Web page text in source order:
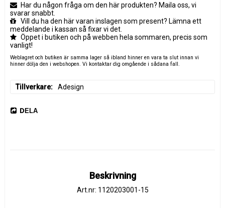
Har du någon fråga om den här produkten? Maila oss, vi
svarar snabbt.
Vill du ha den här varan inslagen som present? Lämna ett
meddelande i kassan så fixar vi det.
Öppet i butiken och på webben hela sommaren, precis som
vanligt!
Weblagret och butiken är samma lager så ibland hinner en vara ta slut innan vi
hinner dölja den i webshopen. Vi kontaktar dig omgående i sådana fall.
Tillverkare Adesign
DELA
Beskrivning
Art.nr: 1120203001-15